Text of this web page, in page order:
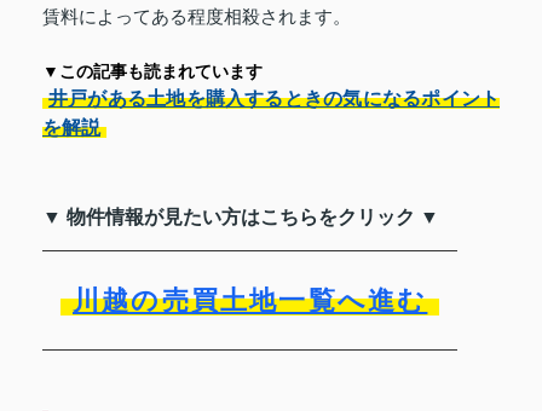
賃料によってある程度相殺されます。
▼この記事も読まれています
井戸がある土地を購入するときの気になるポイント
を解説
▼ 物件情報が見たい方はこちらをクリック ▼
川越の売買土地一覧へ進む